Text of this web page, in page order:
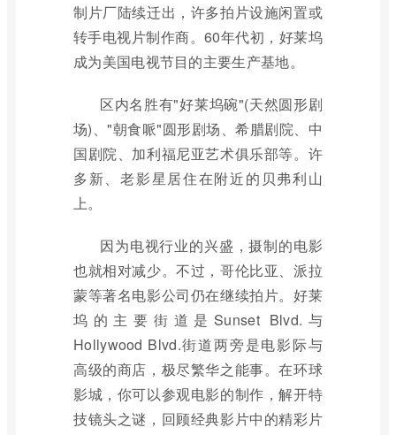
制片厂陆续迁出，许多拍片设施闲置或
转手电视片制作商。60年代初，好莱坞
成为美国电视节目的主要生产基地。
区内名胜有"好莱坞碗"(天然圆形剧
场)、"朝食哌"圆形剧场、希腊剧院、中
国剧院、加利福尼亚艺术俱乐部等。许
多新、老影星居住在附近的贝弗利山
上。
因为电视行业的兴盛，摄制的电影
也就相对减少。不过，哥伦比亚、派拉
蒙等著名电影公司仍在继续拍片。好莱
坞的主要街道是Sunset Blvd.与
Hollywood Blvd.街道两旁是电影际与
高级的商店，极尽繁华之能事。在环球
影城，你可以参观电影的制作，解开特
技镜头之谜，回顾经典影片中的精彩片